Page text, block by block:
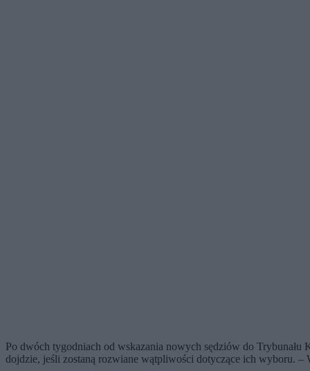
Po dwóch tygodniach od wskazania nowych sędziów do Trybunału
dojdzie, jeśli zostaną rozwiane wątpliwości dotyczące ich wyboru. –